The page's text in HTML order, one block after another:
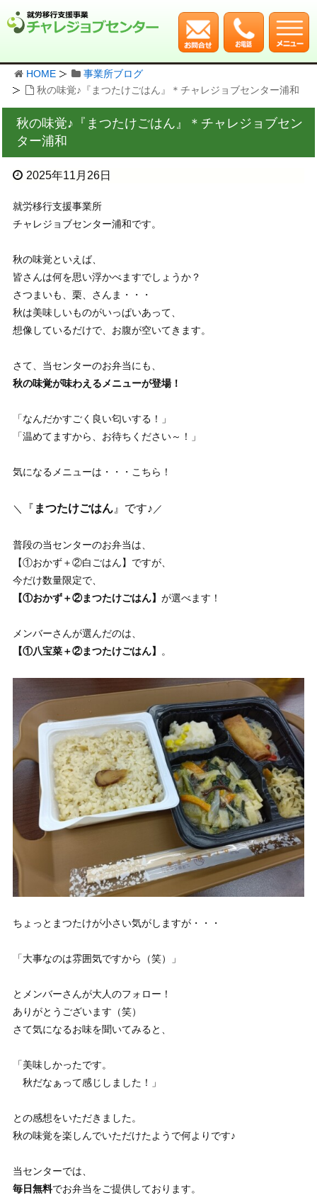
HOME
事業所ブログ
秋の味覚♪『まつたけごはん』＊チャレジョブセンター浦和
秋の味覚♪『まつたけごはん』＊チャレジョブセン
ター浦和
2025年11月26日
就労移行支援事業所
チャレジョブセンター浦和です。
秋の味覚といえば、
皆さんは何を思い浮かべますでしょうか？
さつまいも、栗、さんま・・・
秋は美味しいものがいっぱいあって、
想像しているだけで、お腹が空いてきます。
さて、当センターのお弁当にも、
秋の味覚が味わえるメニューが登場！
「なんだかすごく良い匂いする！」
「温めてますから、お待ちください～！」
気になるメニューは・・・こちら！
＼ 『 まつたけごはん』です♪ ／
普段の当センターのお弁当は、
【①おかず＋②白ごはん】ですが、
今だけ数量限定で、
【①おかず＋②まつたけごはん】 が選べます！
メンバーさんが選んだのは、
【①八宝菜＋②まつたけごはん】 。
ちょっとまつたけが小さい気がしますが・・・
「大事なのは雰囲気ですから（笑）」
とメンバーさんが大人のフォロー！
ありがとうございます（笑）
さて気になるお味を聞いてみると、
「美味しかったです。
秋だなぁって感じしました！」
との感想をいただきました。
秋の味覚を楽しんでいただけたようで何よりです♪
当センターでは、
毎日無料でお弁当をご提供しております。